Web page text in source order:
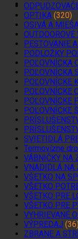
OPTIKA (320)
OSIVÁ A
OUTDOOROVÉ
PESTOVANIE
PODLOŽKY
POĽOVNÍCKA
POĽOVNÍCKA
POĽOVNÍCKE
POĽOVNÍCKE
POĽOVNÍCKE
POĽOVNÍCKE
SVIETIDLÁ
Termovízne
VÁBNIČKY NA
VNADIDLÁ NA
VŠETKO NA
VŠETKO
VŠETKO PRE
VŠETKO PRE
VYHRIEVANÉ
VÝPREDAJ (36)
ZBRANE A